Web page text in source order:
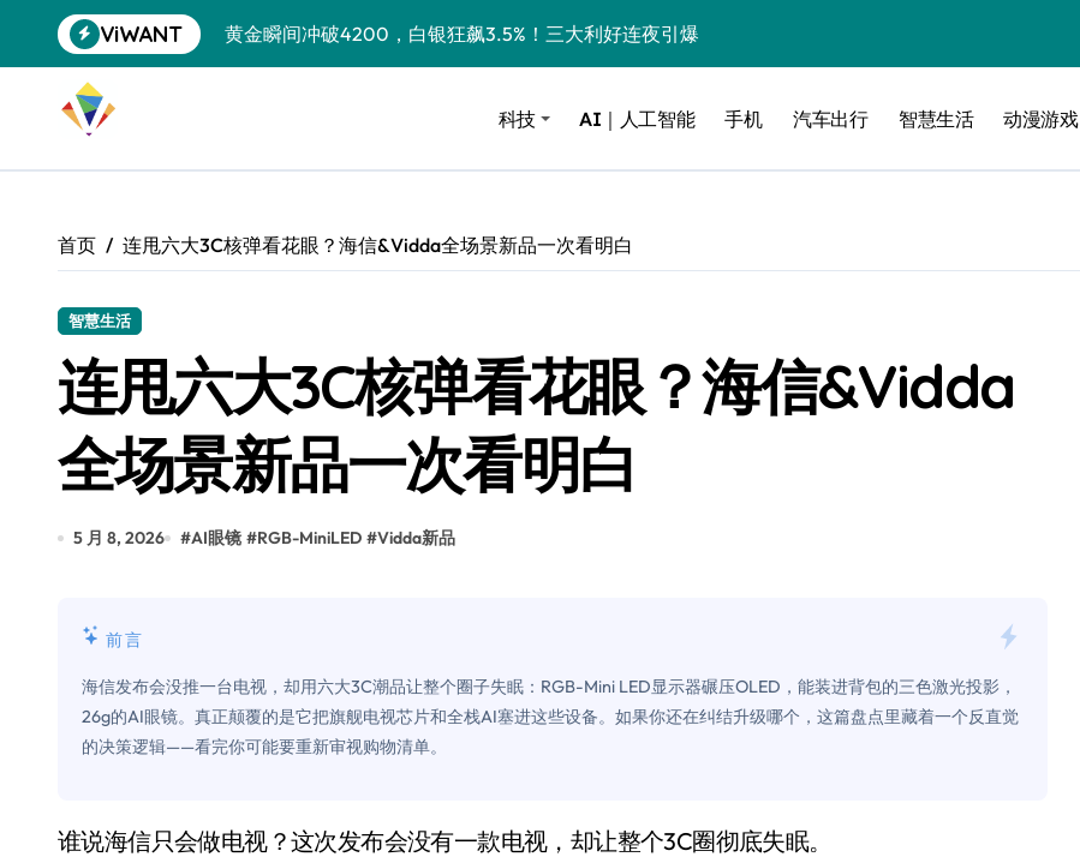
到
ViWANT
黄金瞬间冲破4200，白银狂飙3.5%！三大利好连夜引爆
Peloton 新车实测：屏幕能转、风扇怼脸，但最狠的是那个机械音
Xbox七月大崩盘：裁员3200、卖工作室、网络瘫了，微软这次真急了
谷歌DeepMind创始人辞去CEO，但继续“垂帘听政”？
400层堆叠、性能翻倍 三星把最新存储技术给了AI
召回X9、合作大众遇冷、高端梦碎：小鹏的“多事之夏”
比Model 3便宜？不，比Model 3有面儿——试驾雷克萨斯ES 500e
Windows 11家庭版和专业版，选错真的会后悔吗？
你的U盘格式对了吗？详解exFAT和NTFS的终极对决
轻到忽略不计 大疆Mini 2S内录实测，值不值得冲？
科技 AI｜人工智能 手机 汽车出行 智慧生活 动漫游戏
首页 连甩六大3C核弹看花眼？海信&Vidda全场景新品一次看明白
智慧生活
连甩六大3C核弹看花眼？海信&Vidda
全场景新品一次看明白
5 月 8, 2026 #AI眼镜 #RGB-MiniLED #Vidda新品
前言
海信发布会没推一台电视，却用六大3C潮品让整个圈子失眠：RGB-Mini LED显示器碾压OLED，能装进背包的三色激光投影，
26g的AI眼镜。真正颠覆的是它把旗舰电视芯片和全栈AI塞进这些设备。如果你还在纠结升级哪个，这篇盘点里藏着一个反直觉
的决策逻辑——看完你可能要重新审视购物清单。
谁说海信只会做电视？这次发布会没有一款电视，却让整个3C圈彻底失眠。